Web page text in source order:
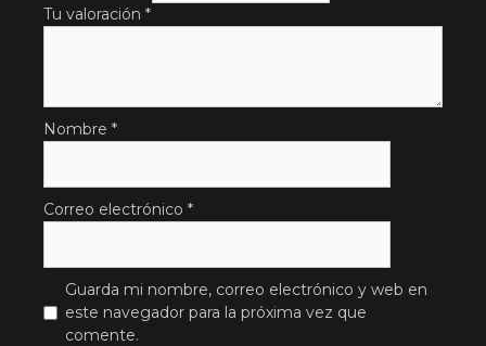
Tu valoración *
Nombre *
Correo electrónico *
Guarda mi nombre, correo electrónico y web en
este navegador para la próxima vez que
comente.